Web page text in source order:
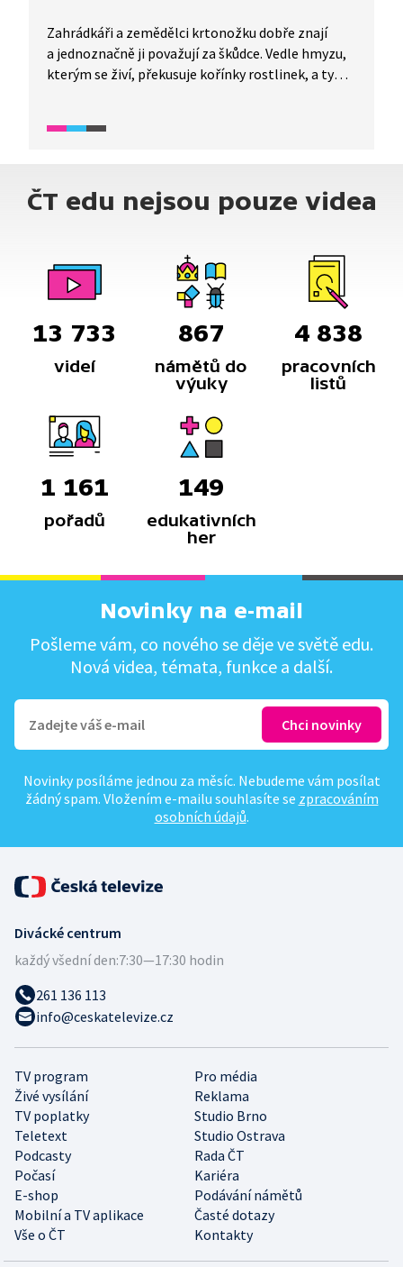
Zahrádkáři a zemědělci krtonožku dobře znají
a jednoznačně ji považují za škůdce. Vedle hmyzu,
kterým se živí, překusuje kořínky rostlinek, a ty
Samečci vytvářejí zvuk třením křídel o sebe, aby
ČT edu nejsou pouze videa
13 733
videí
867
námětů do
výuky
4 838
pracovních
listů
1 161
pořadů
149
edukativních
her
Novinky na e-mail
Pošleme vám, co nového se děje ve světě edu.
Nová videa, témata, funkce a další.
Novinky posíláme jednou za měsíc. Nebudeme vám posílat
žádný spam. Vložením e-mailu souhlasíte se zpracováním
osobních údajů.